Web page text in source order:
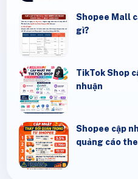
Shopee Mall
gì?
TikTok Shop
nhuận
Shopee cập
quảng cáo